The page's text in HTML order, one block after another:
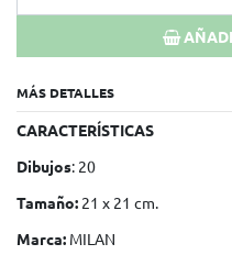
MÁS DETALLES
CARACTERÍSTICAS
Dibujos: 20
Tamaño: 21 x 21 cm.
Marca: MILAN